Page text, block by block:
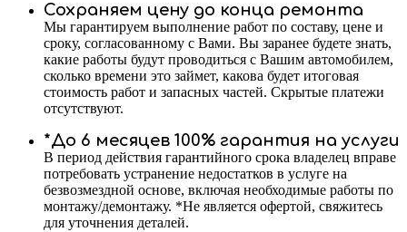
Сохраняем цену до конца ремонта
Мы гарантируем выполнение работ по составу, цене и
сроку, согласованному с Вами. Вы заранее будете знать,
какие работы будут проводиться с Вашим автомобилем,
сколько времени это займет, какова будет итоговая
стоимость работ и запасных частей. Скрытые платежи
отсутствуют.
*До 6 месяцев 100% гарантия на услуги
В период действия гарантийного срока владелец вправе
потребовать устранение недостатков в услуге на
безвозмездной основе, включая необходимые работы по
монтажу/демонтажу. *Не является офертой, свяжитесь
для уточнения деталей.